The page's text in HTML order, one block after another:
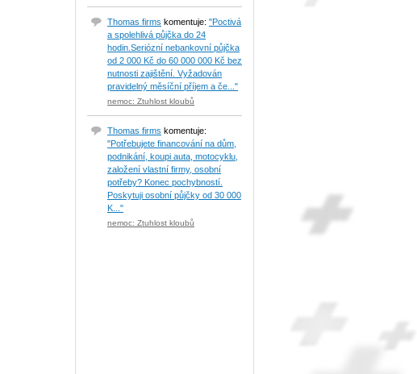
Thomas firms komentuje: "Poctivá
a spolehlivá půjčka do 24
hodin.Seriózní nebankovní půjčka
od 2 000 Kč do 60 000 000 Kč bez
nutnosti zajištění. Vyžadován
pravidelný měsíční příjem a če..."
nemoc: Ztuhlost kloubů
Thomas firms komentuje:
"Potřebujete financování na dům,
podnikání, koupi auta, motocyklu,
založení vlastní firmy, osobní
potřeby? Konec pochybností.
Poskytuji osobní půjčky od 30 000
K..."
nemoc: Ztuhlost kloubů